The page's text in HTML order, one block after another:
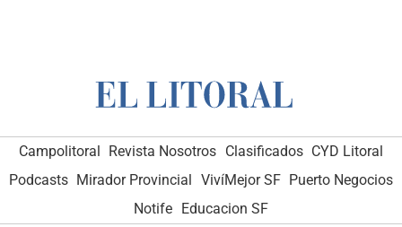
Campolitoral Revista Nosotros Clasificados CYD Litoral
Podcasts Mirador Provincial VivíMejor SF Puerto Negocios
Notife Educacion SF